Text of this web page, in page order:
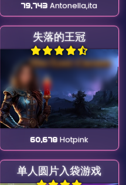
79,743 Antonella,ita
失落的王冠
60,678 Hotpink
单人圆片入袋游戏